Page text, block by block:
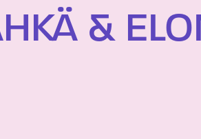
&